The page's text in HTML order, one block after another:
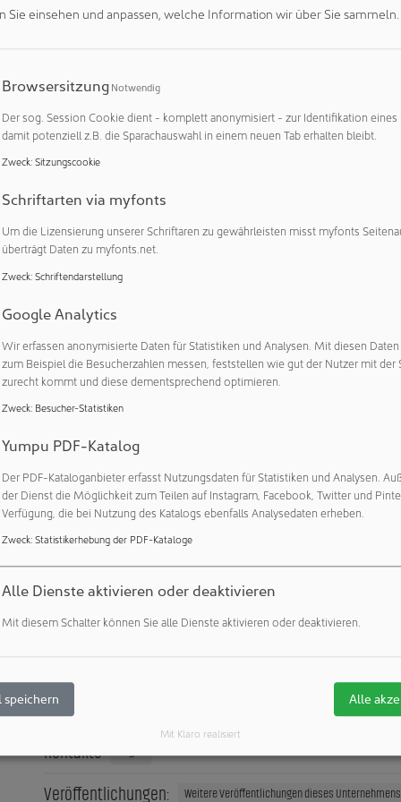
dem dänischen Pharmaunternehmen AJ Vaccines fiel die
3002 Vial-Füll- und Verschließmaschine von Syntegon lief
einem technischen Audit und einigen kleineren
eine sehr hohe erwartete Lebensdauer. Deswegen informierte
bei den Expertinnen und Experten von Syntegon über ein
im Fokus
der Mock-up-Phase. Diese ist unerlässlich, um den
des RABS, der Position der Handschuheingriffe und weiterer
Weil das Upgrade ohnehin eine Reihe von
brachte, nutzte Syntegon die Gelegenheit, die Arbeit mit
benutzerfreundlich wie möglich zu gestalten. Dafür führten
üblichen Arbeitsschritte an einem Mock-up-Rahmen
zu finden.
Projektplans inklusive Meilensteine entwickelten die
ein umfassendes 3D-Modell eines passiven, offenen
das Projekt auch den Austausch der bisherigen
sowie die Anbindung an den Pumpentrolley eines
besonderes Augenmerk auf die Benutzerfreundlichkeit,
Anlage optimierte.
nur in Dänemark
des Systems waren die Expertinnen und Experten
zu begleiten und zu prüfen, ob die Maschine wie
– nicht nur diesen Kunden. Syntegon unterstützt zahlreiche
Welt dabei, „Annex 1-ready“ zu werden. RABS-
an Optionen, darunter Partikelmonitoring, neue Lösungen
Geräte zur Integritätsprüfung der Handschuheingriffe.
Unternehmensprofil
Kontakte
Veröffentlichungen: Weitere Veröffentlichungen dieses
Sie einsehen und anpassen, welche Information wir über Sie sammeln.
Browsersitzung Notwendig
Der sog. Session Cookie dient - komplett anonymisiert - zur Identifikation eines
damit potenziell z.B. die Sparachauswahl in einem neuen Tab erhalten bleibt.
Zweck: Sitzungscookie
Schriftarten via myfonts
Um die Lizensierung unserer Schriftaren zu gewährleisten misst myfonts
überträgt Daten zu myfonts.net.
Zweck: Schriftendarstellung
Google Analytics
Wir erfassen anonymisierte Daten für Statistiken und Analysen. Mit diesen
zum Beispiel die Besucherzahlen messen, feststellen wie gut der Nutzer mit der
zurecht kommt und diese dementsprechend optimieren.
Zweck: Besucher-Statistiken
Yumpu PDF-Katalog
Der PDF-Kataloganbieter erfasst Nutzungsdaten für Statistiken und Analysen.
der Dienst die Möglichkeit zum Teilen auf Instagram, Facebook, Twitter und
Verfügung, die bei Nutzung des Katalogs ebenfalls Analysedaten erheben.
Zweck: Statistikerhebung der PDF-Kataloge
Alle Dienste aktivieren oder deaktivieren
Mit diesem Schalter können Sie alle Dienste aktivieren oder deaktivieren.
speichern Alle
Mit Klaro realisiert